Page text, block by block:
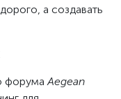
а создавать
форумаAegean